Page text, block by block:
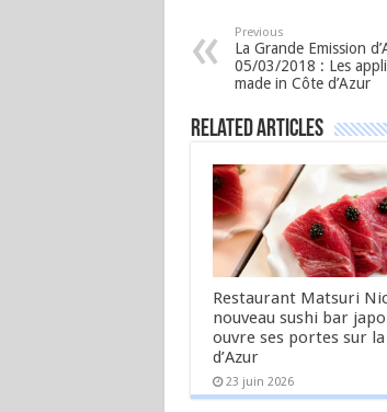
Previous
La Grande Emission
05/03/2018 : Les
made in Côte d’Azur
Related Articles
Restaurant Matsuri
nouveau sushi bar
ouvre ses portes sur
d’Azur
23 juin 2026